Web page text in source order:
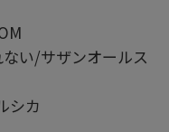
い/サザンオールス
シカ